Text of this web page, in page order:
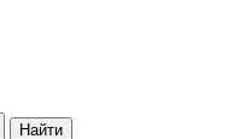
Найти